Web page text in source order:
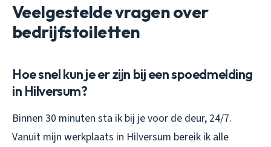
Veelgestelde vragen over
bedrijfstoiletten
Hoe snel kun je er zijn bij een spoedmelding
in Hilversum?
Binnen 30 minuten sta ik bij je voor de deur, 24/7.
Vanuit mijn werkplaats in Hilversum bereik ik alle